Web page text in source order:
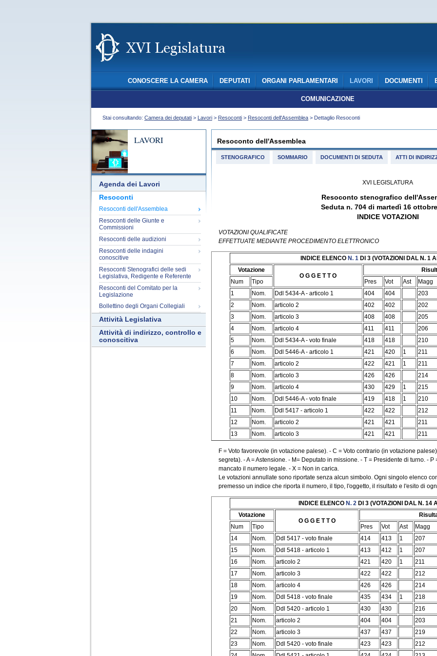
CONOSCERE LA CAMERA DEPUTATI ORGANI PARLAMENTARI LAVORI DOCUMENTI
COMUNICAZIONE
Stai consultando: Camera dei deputati > Lavori > Resoconti > Resoconti dell'Assemblea > Dettaglio Resoconti
LAVORI
Agenda dei Lavori
Resoconti
Resoconti dell'Assemblea
Resoconti delle Giunte e
Commissioni
Resoconti delle audizioni
Resoconti delle indagini
conoscitive
Resoconti Stenografici delle sedi
Legislativa, Redigente e Referente
Resoconti del Comitato per la
Legislazione
Bollettino degli Organi Collegiali
Attività Legislativa
Attività di indirizzo, controllo e
conoscitiva
Resoconto dell'Assemblea
STENOGRAFICO SOMMARIO DOCUMENTI DI SEDUTA ATTI DI
XVI LEGISLATURA
Resoconto stenografico
Seduta n. 704 di martedì 16
INDICE VOTAZIONI
VOTAZIONI QUALIFICATE
EFFETTUATE MEDIANTE PROCEDIMENTO ELETTRONICO
INDICE ELENCO N. 1DI 3 (VOTAZIONI DAL N. 1
Votazione
O G G E T T O
Num
Tipo Pres Vot Ast
Magg
1
Nom. Ddl 5434-A - articolo 1 404 404
203
2
Nom. articolo 2 402 402
202
3
Nom. articolo 3 408 408
205
4
Nom. articolo 4 411 411
206
5
Nom. Ddl 5434-A - voto finale 418 418
210
6
Nom. Ddl 5446-A - articolo 1 421 420 1
211
7
Nom. articolo 2 422 421 1
211
8
Nom. articolo 3 426 426
214
9
Nom. articolo 4 430 429 1
215
10
Nom. Ddl 5446-A - voto finale 419 418 1
210
11
Nom. Ddl 5417 - articolo 1 422 422
212
12
Nom. articolo 2 421 421
211
13
Nom. articolo 3 421 421 211
F = Voto favorevole (in votazione palese). - C = Voto contrario (in votazione
segreta). - A = Astensione. - M= Deputato in missione. - T = Presidente di turno. -
mancato il numero legale. - X = Non in carica.
Le votazioni annullate sono riportate senza alcun simbolo. Ogni singolo elenco
premesso un indice che riporta il numero, il tipo, l'oggetto, il risultato e l'esito di
INDICE ELENCO N. 2 DI 3 (VOTAZIONI DAL N. 14
Votazione
O G G E T T O
Num
Tipo Pres Vot Ast
Magg
14
Nom. Ddl 5417 - voto finale 414 413 1
207
15
Nom. Ddl 5418 - articolo 1 413 412 1
207
16
Nom. articolo 2 421 420 1
211
17
Nom. articolo 3 422 422
212
18
Nom. articolo 4 426 426
214
19
Nom. Ddl 5418 - voto finale 435 434 1
218
20
Nom. Ddl 5420 - articolo 1 430 430
216
21
Nom. articolo 2 404 404
203
22
Nom. articolo 3 437 437
219
23
Nom. Ddl 5420 - voto finale 423 423
212